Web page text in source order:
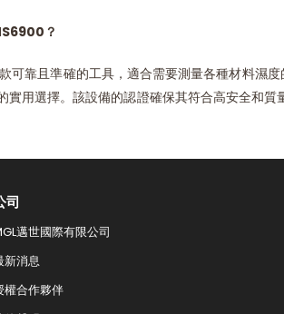
？
可靠且準確的工具，適合需要測量各種材料濕
實用選擇。該設備的認證確保其符合高安全和
司
邁世國際有限公司
新消息
權合作夥伴